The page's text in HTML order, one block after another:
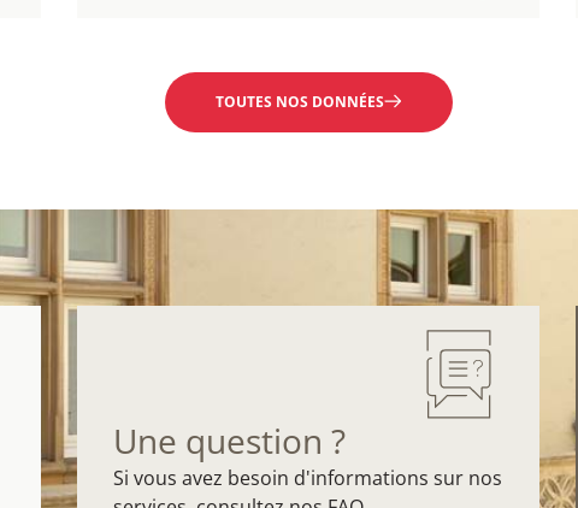
TOUTES NOS DONNÉES
Une question ?
Si vous avez besoin d'informations sur nos